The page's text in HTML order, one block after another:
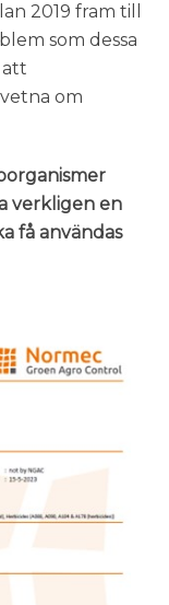
2019 fram till
som dessa
att
om
verkligen en
få användas